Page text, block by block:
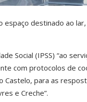
espaço destinado ao
Social (IPSS) “ao
com protocolos de
Castelo, para as
e Creche”.